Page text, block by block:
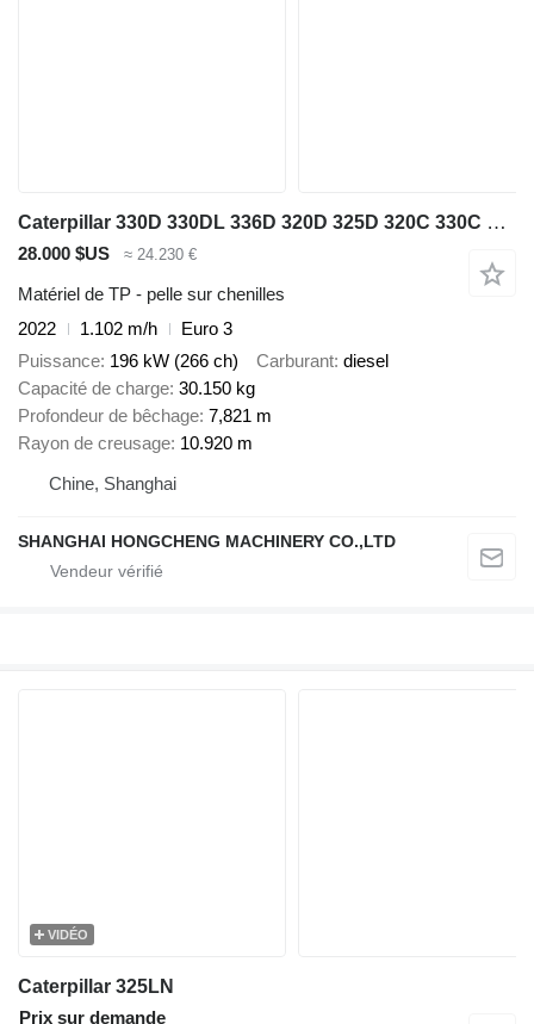
Caterpillar 330D 330DL 336D 320D 325D 320C 330C 320B 330B
28.000 $US ≈ 24.230 €
Matériel de TP - pelle sur chenilles
2022
1.102 m/h
Euro 3
Puissance 196 kW (266 ch) Carburant diesel
Capacité de charge 30.150 kg
Profondeur de bêchage 7,821 m
Rayon de creusage 10.920 m
Chine, Shanghai
SHANGHAI HONGCHENG MACHINERY CO.,LTD
VIDÉO
Caterpillar 325LN
Prix sur demande